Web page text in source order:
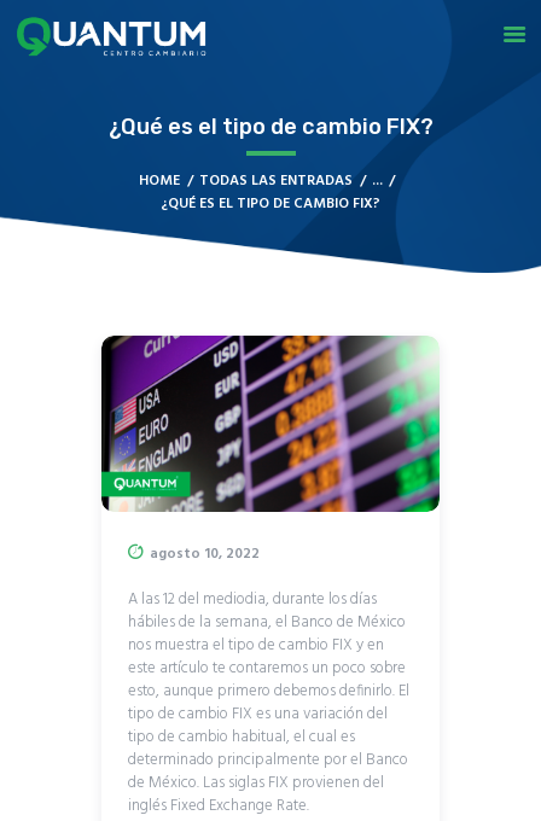
¿Qué es el tipo de cambio FIX?
HOME TODAS LAS ENTRADAS
...
¿QUÉ ES EL TIPO DE CAMBIO FIX?
SUCURSALES
APP
agosto 10, 2022
A las 12 del mediodia, durante los días
hábiles de la semana, el Banco de México
nos muestra el tipo de cambio FIX y en
este artículo te contaremos un poco sobre
esto, aunque primero debemos definirlo. El
tipo de cambio FIX es una variación del
tipo de cambio habitual, el cual es
determinado principalmente por el Banco
de México. Las siglas FIX provienen del
inglés Fixed Exchange Rate.